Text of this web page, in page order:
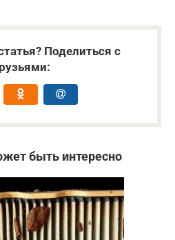
Поделиться с
быть интересно